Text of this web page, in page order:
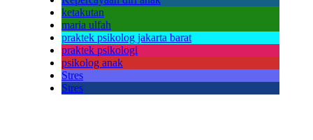
ketakutan
maria ulfah
praktek psikolog jakarta barat
praktek psikologi
psikolog anak
Stres
Stres